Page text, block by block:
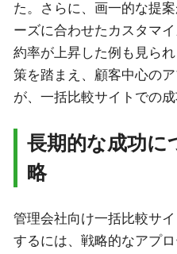
た。さらに、画一的な提
ーズに合わせたカスタマ
約率が上昇した例も見ら
策を踏まえ、顧客中心の
が、一括比較サイトでの成
長期的な成功に
略
管理会社向け一括比較サ
するには、戦略的なアプ